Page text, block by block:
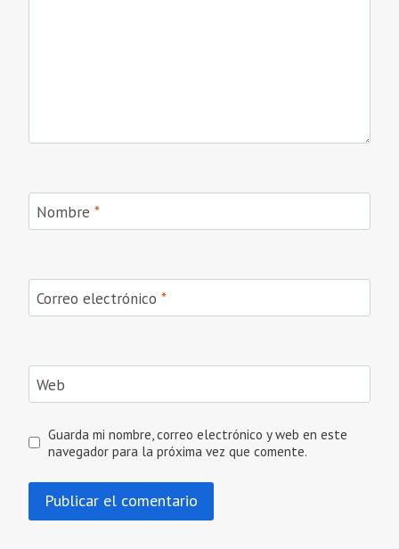
Nombre *
Correo electrónico *
Web
Guarda mi nombre, correo electrónico y web en este
navegador para la próxima vez que comente.